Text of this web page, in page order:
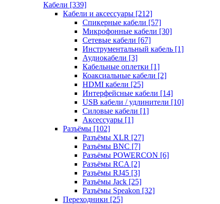
Кабели [339]
Кабели и аксессуары [212]
Спикерные кабели [57]
Микрофонные кабели [30]
Сетевые кабели [67]
Инструментальный кабель [1]
Аудиокабели [3]
Кабельные оплетки [1]
Коаксиальные кабели [2]
HDMI кабели [25]
Интерфейсные кабели [14]
USB кабели / удлинители [10]
Силовые кабели [1]
Аксессуары [1]
Разъёмы [102]
Разъёмы XLR [27]
Разъёмы BNC [7]
Разъёмы POWERCON [6]
Разъёмы RCA [2]
Разъёмы RJ45 [3]
Разъёмы Jack [25]
Разъёмы Speakon [32]
Переходники [25]